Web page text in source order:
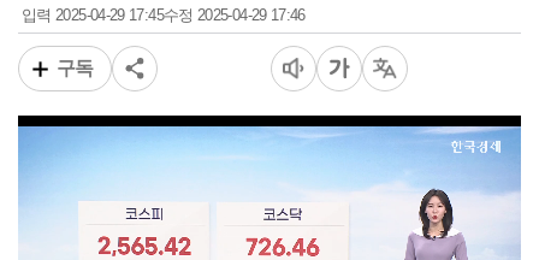
입력2025-04-29 17:45수정 2025-04-29 17:46
구독